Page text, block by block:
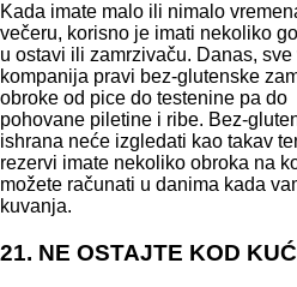
Kada imate malo ili nimalo
večeru, korisno je imati nekoliko
u ostavi ili zamrzivaču. Danas, sve
kompanija pravi bez-glutenske
obroke od pice do testenine pa do
pohovane piletine i ribe. Bez-
ishrana neće izgledati kao takav
rezervi imate nekoliko obroka na
možete računati u danima kada
kuvanja.
21. NE OSTAJTE KOD